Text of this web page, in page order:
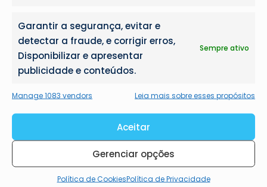
Garantir a segurança, evitar e
detectar a fraude, e corrigir erros,
Disponibilizar e apresentar
publicidade e conteúdos.
Sempre ativo
Manage 1083 vendors Leia mais sobre esses propósitos
Aceitar
Gerenciar opções
Política de CookiesPolítica de Privacidade